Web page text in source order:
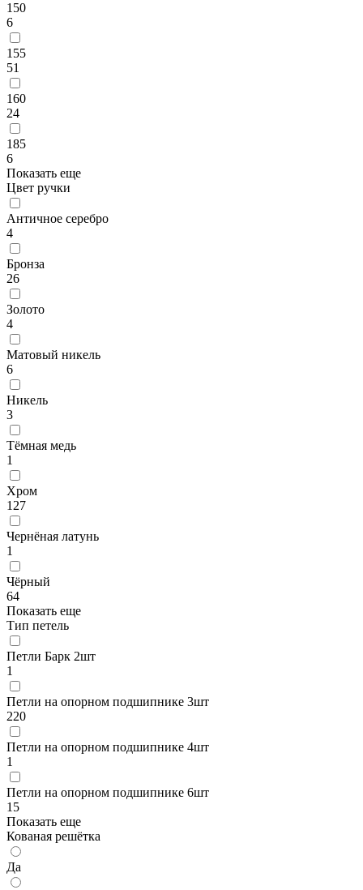
150
6
155
51
160
24
185
6
Показать еще
Цвет ручки
Античное серебро
4
Бронза
26
Золото
4
Матовый никель
6
Никель
3
Тёмная медь
1
Хром
127
Чернёная латунь
1
Чёрный
64
Показать еще
Тип петель
Петли Барк 2шт
1
Петли на опорном подшипнике 3шт
220
Петли на опорном подшипнике 4шт
1
Петли на опорном подшипнике 6шт
15
Показать еще
Кованая решётка
Да